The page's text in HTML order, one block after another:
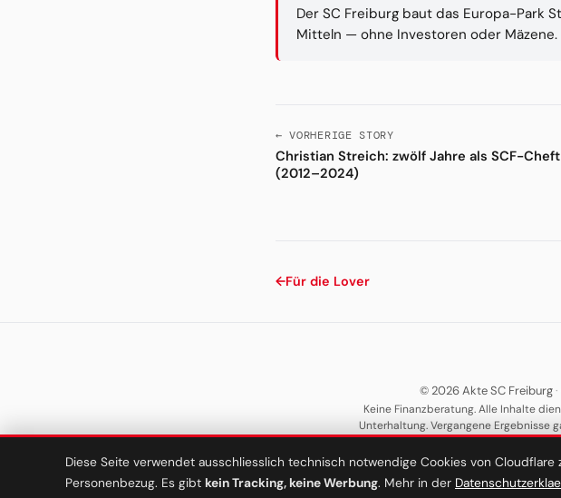
Der SC Freiburg baut das Europa-Park
Mitteln — ohne Investoren oder Mäzene.
← VORHERIGE STORY
Christian Streich: zwölf Jahre als SCF-
(2012–2024)
←Für die Lover
© 2026 Akte SC Freiburg·
Keine Finanzberatung. Alle Inhalte
Unterhaltung. Vergangene Ergebnisse
Diese Seite verwendet ausschliesslich technisch notwendige Cookies von
Personenbezug. Es gibt kein Tracking, keine Werbung. Mehr in der